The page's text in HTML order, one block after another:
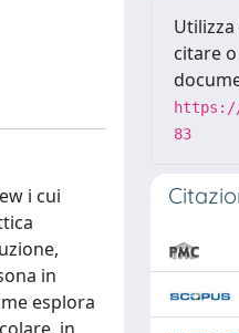
i cui
in
esplora
citare
https://
83